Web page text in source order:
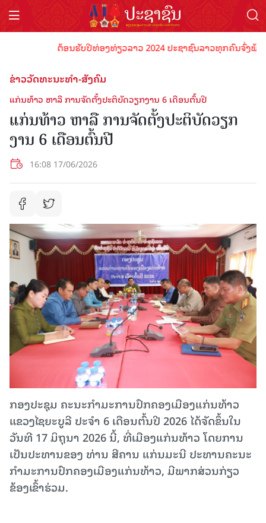
ຕ້ອນຮັບປີທ່ອງທ່ຽວລາວ 2024 ປະຊາຊົນລາວທຸກຄົນຈົ່ງພ້ອ
ຂ່າວວັດທະນະທຳ-ສັງຄົມ
ແກ່ນ​ທ້າວ ຫາ​ລື ​ການ​ຈັດ​ຕັ້ງ​ປະ​ຕິ​ບັດ​ວຽກ​ງານ 6 ເດືອນຕົ້ນ​ປີ
ແກ່ນ​ທ້າວ ຫາ​ລື ​ການ​ຈັດ​ຕັ້ງ​ປະ​ຕິ​ບັດ​ວຽກ​
ງານ 6 ເດືອນຕົ້ນ​ປີ
16:08 17/06/2026
ກອງປະຊຸມ ຄະນະກຳມະການປົກຄອງເມືອງແກ່ນທ້າວ
ແຂວງໄຊຍະບູລີ ປະຈຳ 6 ເດືອນຕົ້ນປີ 2026 ໄດ້ຈັດຂຶ້ນໃນ
ວັນທີ 17 ມິຖຸນາ 2026 ນີ້, ທີ່ເມືອງແກ່ນ​ທ້າວ ໂດຍການ
ເປັນປະທານຂອງ ທ່ານ ສີຄານ ແກ່ນມະນີ ປະທານຄະນະ
ກຳມະການປົກຄອງເມືອງແກ່ນທ້າວ, ມີພາກ​ສ່ວນ​ກ່ຽວ​
ຂ້ອງເຂົ້າຮ່ວມ.